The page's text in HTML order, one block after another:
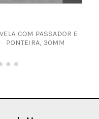
COM PASSADOR E
PONTEIRA, 30MM